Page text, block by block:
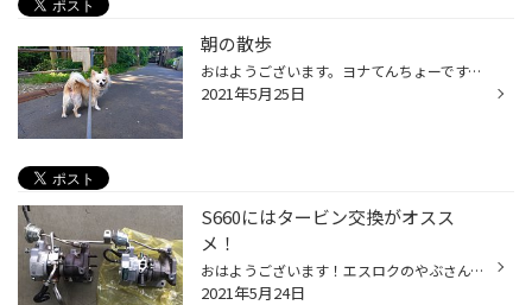
朝の散歩
おはようございます。ヨナてんちょーです。幼い頃のスーパーカーブームでカウンタックに憧れ、小学生の時に近所のお兄さんが乗ってたスカイラインジャパンに憧れその後もフェラーリF40や911など色々なクルマにワクワクしながら、気が付いたらアラフィフ！！最近は同世代のクルマ好きのお客様と話を...
2021年5月25日
S660にはタービン交換がオスス
メ！
おはようございます！エスロクのやぶさんです。今日は、S660のタービン交換についてのお話です。S660は非常に楽しい車ですが、乗り慣れてくると、”もう少しパワーやトルクが欲しいなぁ～””高速道路で、もう少し楽に追い越ししたいなぁ～”という症状が現れます。ブーストアップでパワーを上げる事も...
2021年5月24日